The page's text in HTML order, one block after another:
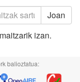
Joan
izan.
balioztatua: